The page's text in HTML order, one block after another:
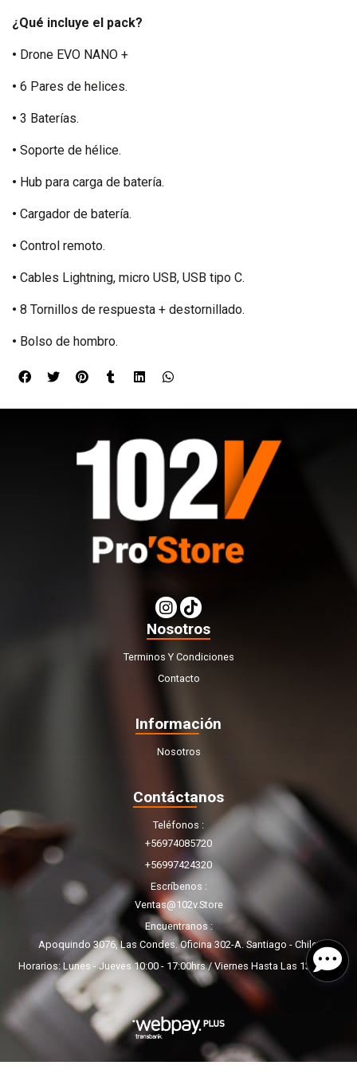
¿Qué incluye el pack?
• Drone EVO NANO +
• 6 Pares de helices.
• 3 Baterías.
• Soporte de hélice.
• Hub para carga de batería.
• Cargador de batería.
• Control remoto.
• Cables Lightning, micro USB, USB tipo C.
• 8 Tornillos de respuesta + destornillado.
• Bolso de hombro.
Nosotros
Terminos Y Condiciones
Contacto
Información
Nosotros
Contáctanos
Teléfonos
+56974085720
+56997424320
Escríbenos
Ventas@102v.store
Encuentranos
Apoquindo 3076, Las Condes. Oficina 302-A. Santiago - Chile.
Horarios: Lunes - Jueves 10:00 - 17:00hrs / Viernes Hasta Las 13:00hrs